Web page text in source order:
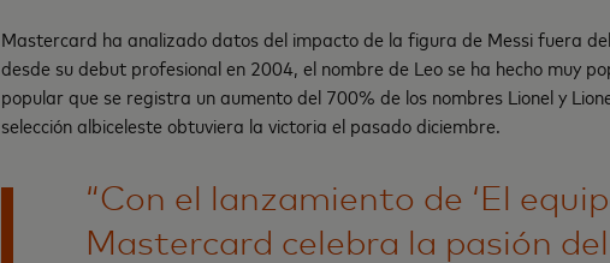
Mastercard ha analizado datos del impacto de la figura de Messi fuera
desde su debut profesional en 2004, el nombre de Leo se ha hecho muy
popular que se registra un aumento del 700% de los nombres Lionel y
selección albiceleste obtuviera la victoria el pasado diciembre.
“Con el lanzamiento de ‘El
Mastercard celebra la pasión